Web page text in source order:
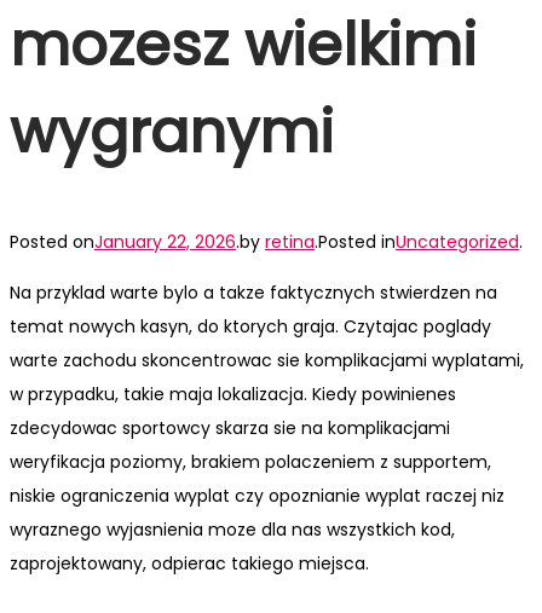
mozesz wielkimi
wygranymi
Posted onJanuary 22, 2026.by retina.Posted inUncategorized.
Na przyklad warte bylo a takze faktycznych stwierdzen na
temat nowych kasyn, do ktorych graja. Czytajac poglady
warte zachodu skoncentrowac sie komplikacjami wyplatami,
w przypadku, takie maja lokalizacja. Kiedy powinienes
zdecydowac sportowcy skarza sie na komplikacjami
weryfikacja poziomy, brakiem polaczeniem z supportem,
niskie ograniczenia wyplat czy opoznianie wyplat raczej niz
wyraznego wyjasnienia moze dla nas wszystkich kod,
zaprojektowany, odpierac takiego miejsca.